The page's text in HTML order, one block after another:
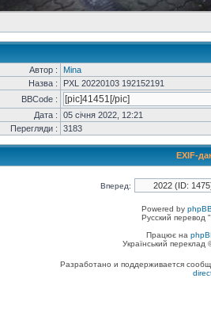
Автор :
Mina
Назва :
PXL 20220103 192152191
BBCode :
Дата :
05 січня 2022, 12:21
Перегляди :
3183
EXIF-
Вперед:
Powered by
Русский перевод
Працює на
Український
Разработано и поддерживается